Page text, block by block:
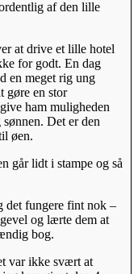
af den lille
at drive et lille hotel
for godt. En dag
en meget rig ung
gøre en stor
ham muligheden
Det er den
øen.
går lidt i stampe og så
det fungere fint nok –
og lærte dem at
bog.
var ikke svært at